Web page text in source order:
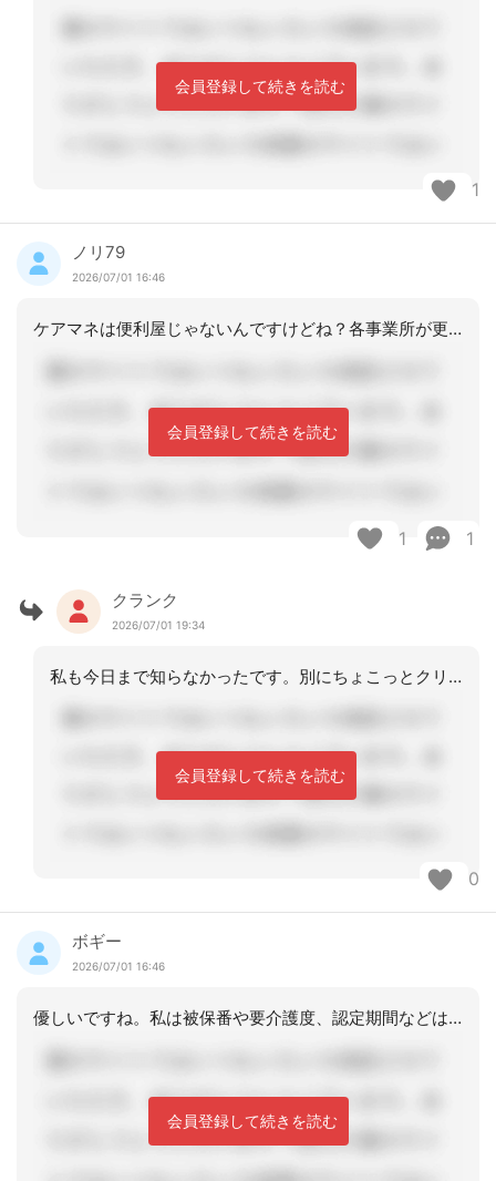
会員登録して続きを読む
1
ノリ79
2026/07/01 16:46
ケアマネは便利屋じゃないんですけどね？各事業所が更新毎に確認すべき事です。
会員登録して続きを読む
1 1
クランク
2026/07/01 19:34
私も今日まで知らなかったです。別にちょこっとクリックするくらいだから気にもせずに
会員登録して続きを読む
0
ボギー
2026/07/01 16:46
優しいですね。私は被保番や要介護度、認定期間などはお伝えしますが、介護保険証の写
会員登録して続きを読む